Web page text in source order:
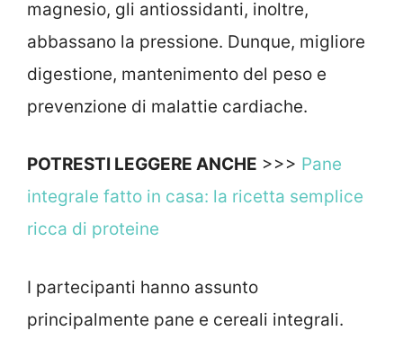
magnesio, gli antiossidanti, inoltre,
abbassano la pressione. Dunque, migliore
digestione, mantenimento del peso e
prevenzione di malattie cardiache.
POTRESTI LEGGERE ANCHE >>> Pane
integrale fatto in casa: la ricetta semplice
ricca di proteine
I partecipanti hanno assunto
principalmente pane e cereali integrali.